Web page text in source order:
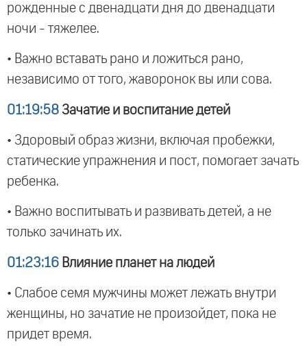
рожденные с двенадцати дня до двенадцати
ночи - тяжелее.
• Важно вставать рано и ложиться рано,
независимо от того, жаворонок вы или сова.
01:19:58 Зачатие и воспитание детей
• Здоровый образ жизни, включая пробежки,
статические упражнения и пост, помогает зачать
ребенка.
• Важно воспитывать и развивать детей, а не
только зачинать их.
01:23:16 Влияние планет на людей
• Слабое семя мужчины может лежать внутри
женщины, но зачатие не произойдет, пока не
придет время.